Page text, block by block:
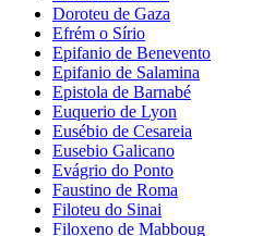
Doroteu de Gaza
Efrém o Sírio
Epifanio de Benevento
Epifanio de Salamina
Epistola de Barnabé
Euquerio de Lyon
Eusébio de Cesareia
Eusebio Galicano
Evágrio do Ponto
Faustino de Roma
Filoteu do Sinai
Filoxeno de Mabboug